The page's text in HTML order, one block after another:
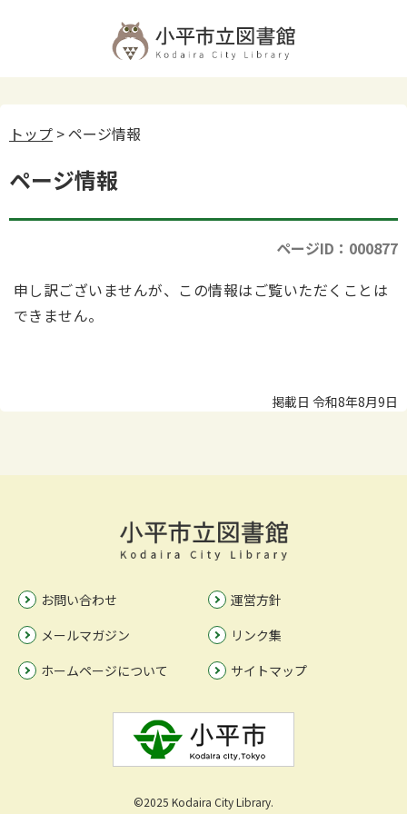
トップ > ページ情報
ページ情報
ページID：000877
申し訳ございませんが、この情報はご覧いただくことは
できません。
掲載日 令和8年8月9日
お問い合わせ
運営方針
メールマガジン
リンク集
ホームページについて
サイトマップ
©2025 Kodaira City Library.